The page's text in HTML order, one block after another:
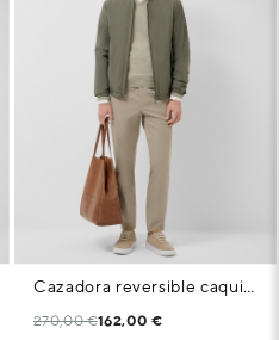
Cazadora reversible caqui/camel
270,00 €162,00 €